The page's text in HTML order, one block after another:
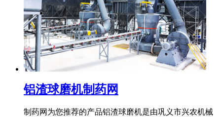
铝渣球磨机制药网
制药网为您推荐的产品铝渣球磨机是由巩义市兴农机械